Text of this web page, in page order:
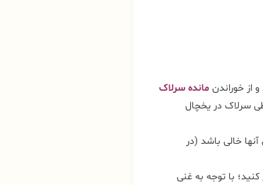
و از خوراندنمانده سرلاک
سرلاک در یخچال
خالی باشد (در
کنید؛ با توجه به غنی